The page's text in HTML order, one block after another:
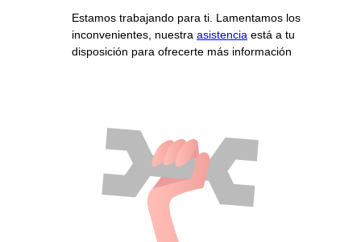
Estamos trabajando para ti. Lamentamos los
inconvenientes, nuestra asistencia está a tu
disposición para ofrecerte más información